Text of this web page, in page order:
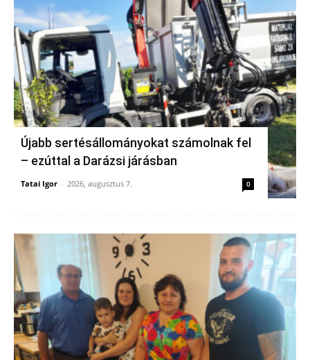
Újabb sertésállományokat számolnak fel
– ezúttal a Darázsi járásban
Tatai Igor - 2026, augusztus 7. 0